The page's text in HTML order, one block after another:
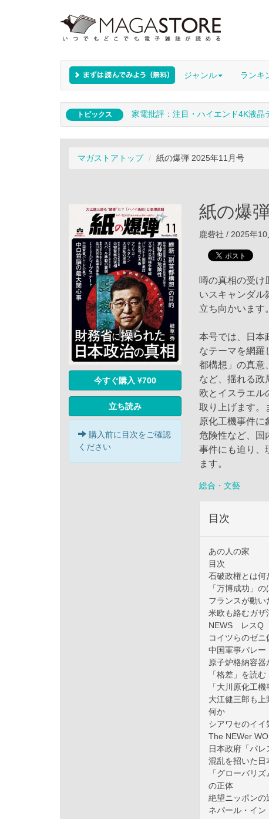
ジャンル ランキ
トピックス 家電批評：注目・ハイエンド4K液晶
マガストアトップ 紙の爆弾 2025年11月号
今すぐ購入 ¥700
立ち読み
購入前に目次をご確認
ください
紙の爆
鹿砦社 / 2025年
噂の真相の受け
いスキャンダル
立ち向かいます。
本号では、日本
なテーマを網羅
都構想」の真意
など、揺れる政
欧とイスラエル
取り上げます。
原化工機事件に
危険性など、国
事件にも迫り、
ます。
総合・文藝
目次
あの人の家
目次
石破政権とは何
「万博成功」
フランスが動
米欧も絡むガザ
NEWS レスQ
コイツらのゼ
中国軍事パレー
原子炉格納容
「格差」を読
「大川原化工
大江健三郎も上
何か
シアワセのイ
The NEWer
日本政府「パ
混乱を招いた日
「グローバリ
の正体
絶望ニッポン
ネパール・イン